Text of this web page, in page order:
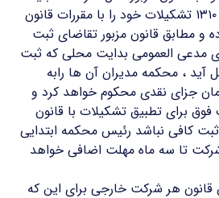
تا آخر شهریور ماه ۱۳۱۰ تشکیلات خود را با مقررات قانون
و مطابق قانون مزبور تقاضای ثبت
مدعی العمومی بدایت محلی که ثبت
آید ، محکمه مدیران آن ها رابه
جزای نقدی محکوم خواهد کرد و
برای تطبیق تشکیلات با قانون
کافی نباشد رئیس محکمه ابتدایی
تا سه ماه مهلت اضافی خواهد
قانون هر شرکت خارجی برای این که